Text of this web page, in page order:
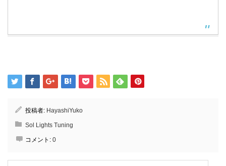
投稿者: HayashiYuko
Sol Lights Tuning
コメント: 0